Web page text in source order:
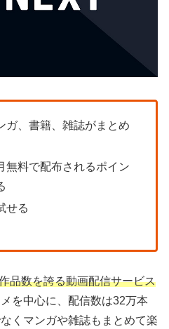
ガ、書籍、雑誌がまとめ
無料で配布されるポイン
せる
品数を誇る動画配信サービス
を中心に、配信数は32万本
くマンガや雑誌もまとめて楽